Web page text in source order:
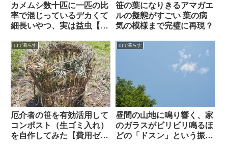
カメムシ数十匹に一匹の比
率で混じっているデカくて
細長いやつ、実は益虫【オ
笹の葉になりきるアマガエ
ルの擬態がすごい 葉の病
気の模様まで完璧に再現？
山で暮らす
厄介者の笹を有効活用して
コンポスト（生ゴミ入れ）
を自作してみた【費用ゼロ
山で暮らす
昼間の山地に鳴り響く、家
のガラスがビリビリ鳴るほ
どの「ドスン」という振動